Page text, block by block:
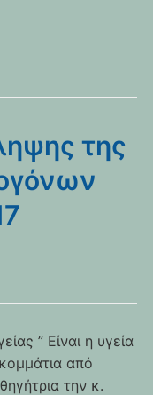
της
” Είναι η υγεία
από
την κ.